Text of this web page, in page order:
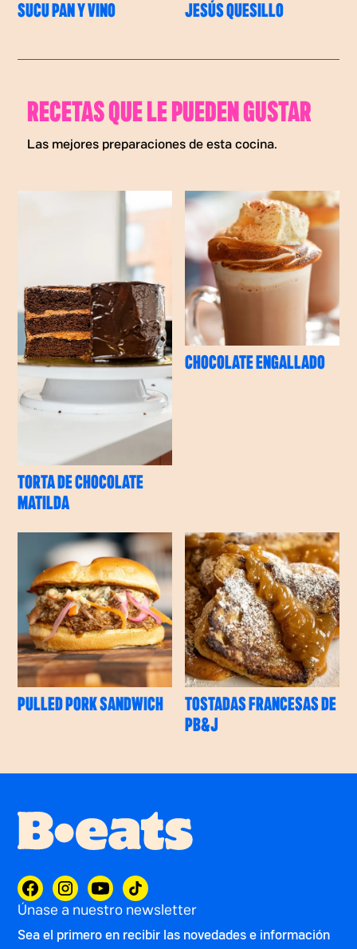
SUCU PAN Y VINO JESÚS QUESILLO
RECETAS QUE LE PUEDEN GUSTAR
Las mejores preparaciones de esta cocina.
TORTA DE CHOCOLATE
MATILDA
CHOCOLATE ENGALLADO
PULLED PORK SANDWICH
TOSTADAS FRANCESAS DE
PB&J
Únase a nuestro newsletter
Sea el primero en recibir las novedades e información